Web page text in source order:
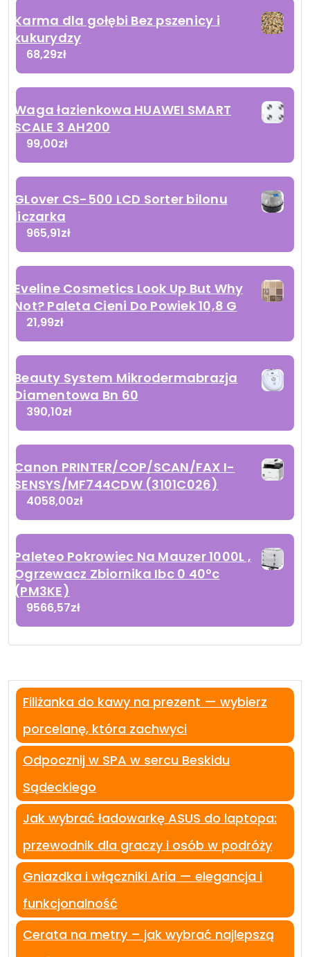
Karma dla gołębi Bez pszenicy i
kukurydzy
68,29zł
Waga łazienkowa HUAWEI SMART
SCALE 3 AH200
99,00zł
GLover CS-500 LCD Sorter bilonu
liczarka
965,91zł
Eveline Cosmetics Look Up But Why
Not? Paleta Cieni Do Powiek 10,8 G
21,99zł
Beauty System Mikrodermabrazja
Diamentowa Bn 60
390,10zł
Canon PRINTER/COP/SCAN/FAX I-
SENSYS/MF744CDW (3101C026)
4058,00zł
Paleteo Pokrowiec Na Mauzer 1000L ,
Ogrzewacz Zbiornika Ibc 0 40ºc
(PM3KE)
9566,57zł
Filiżanka do kawy na prezent — wybierz
porcelanę, która zachwyci
Odpocznij w SPA w sercu Beskidu
Sądeckiego
Jak wybrać ładowarkę ASUS do laptopa:
przewodnik dla graczy i osób w podróży
Gniazdka i włączniki Aria — elegancja i
funkcjonalność
Cerata na metry – jak wybrać najlepszą